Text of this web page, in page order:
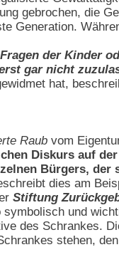
gebrochen, die
Generation.
der Kinder
gar nicht
hat,
Raub vom
Diskurs auf
Bürgers, der
dies am
Stiftung
und
des Schrankes.
stehen,